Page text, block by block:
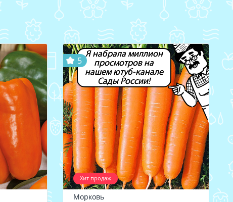
Я набрала миллион
просмотров на
нашем ютуб-канале
Сады России!
Хит продаж
5
Морковь